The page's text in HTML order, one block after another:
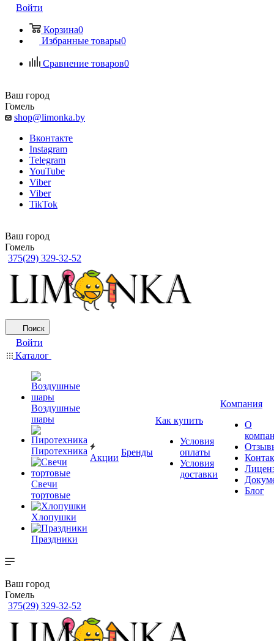
Войти
Корзина0
Избранные товары0
Сравнение товаров0
Ваш город
Гомель
shop@limonka.by
Вконтакте
Instagram
Telegram
YouTube
Viber
Viber
TikTok
Ваш город
Гомель
375(29) 329-32-52
Поиск
Войти
Каталог
Воздушные
шары
Пиротехника
Свечи
тортовые
Хлопушки
Праздники
Акции
Бренды
Как купить
Условия
оплаты
Условия
доставки
Компания
О
Блог
Ваш город
Гомель
375(29) 329-32-52